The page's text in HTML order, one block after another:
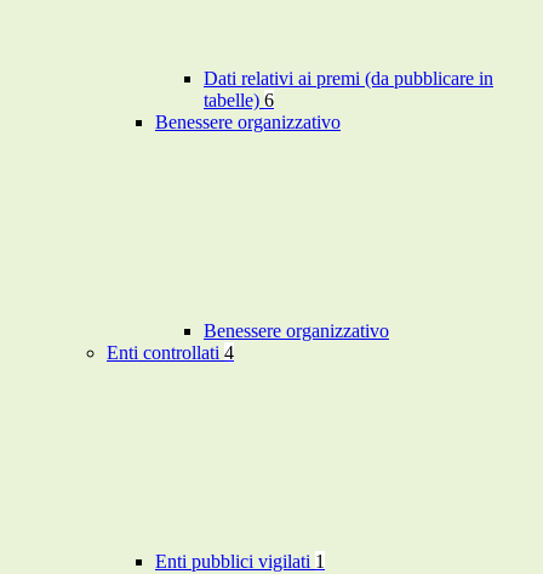
Dati relativi ai premi (da pubblicare in
tabelle) 6
Benessere organizzativo
Benessere organizzativo
Enti controllati 4
Enti pubblici vigilati 1